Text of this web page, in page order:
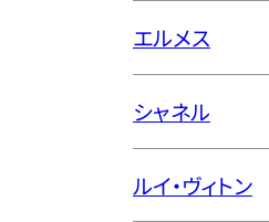
エルメス
シャネル
ルイ・ヴィトン